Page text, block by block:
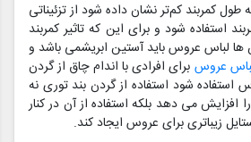
طول کمربند کم‌تر نشان داده شود از تزئیناتی
استفاده شود و برای این که تاثیر کمربند
لباس عروس باید آستین ابریشمی باشد و
عروس برای افرادی با اندام چاق از گردن
استفاده شود استفاده از گردن بند توری نه
افزایش می دهد بلکه استفاده از آن در کنار
زیباتری برای عروس ایجاد کند.